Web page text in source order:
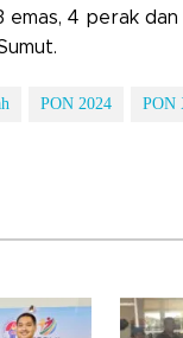
emas, 4 perak
PON 2024 PON